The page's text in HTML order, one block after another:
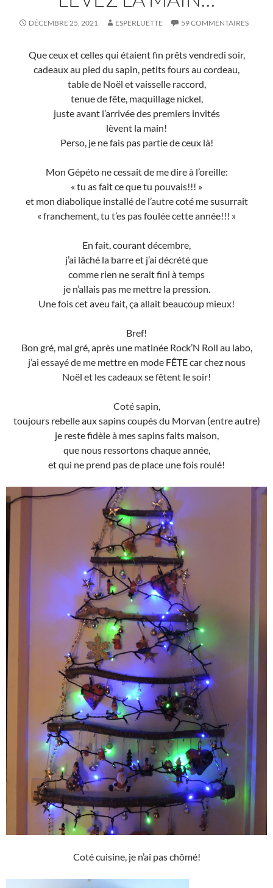
DÉCEMBRE 25, 2021 ESPERLUETTE 59 COMMENTAIRES
Que ceux et celles qui étaient fin prêts vendredi soir,
cadeaux au pied du sapin, petits fours au cordeau,
table de Noël et vaisselle raccord,
tenue de fête, maquillage nickel,
juste avant l’arrivée des premiers invités
lèvent la main!
Perso, je ne fais pas partie de ceux là!
Mon Gépéto ne cessait de me dire à l’oreille:
« tu as fait ce que tu pouvais!!! »
et mon diabolique installé de l’autre coté me susurrait
« franchement, tu t’es pas foulée cette année!!! »
En fait, courant décembre,
j’ai lâché la barre et j’ai décrété que
comme rien ne serait fini à temps
je n’allais pas me mettre la pression.
Une fois cet aveu fait, ça allait beaucoup mieux!
Bref!
Bon gré, mal gré, après une matinée Rock’N Roll au labo,
j’ai essayé de me mettre en mode FÊTE car chez nous
Noël et les cadeaux se fêtent le soir!
Coté sapin,
toujours rebelle aux sapins coupés du Morvan (entre autre)
je reste fidèle à mes sapins faits maison,
que nous ressortons chaque année,
et qui ne prend pas de place une fois roulé!
Coté cuisine, je n’ai pas chômé!